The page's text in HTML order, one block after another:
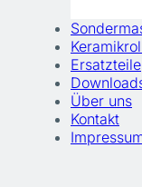
Ersatzteile
Über uns
Kontakt